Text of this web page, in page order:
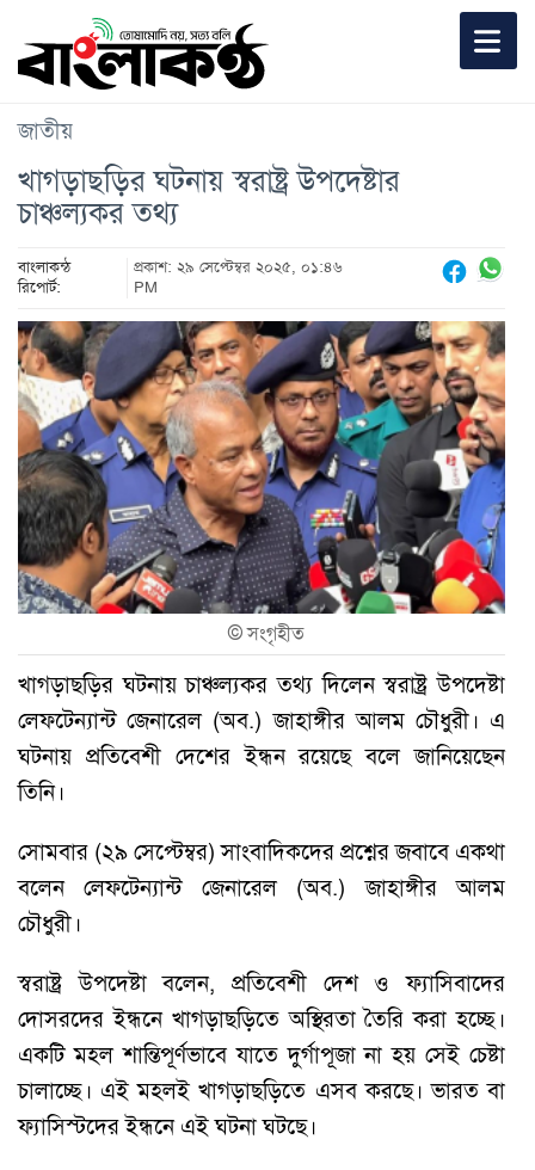
জাতীয়
খাগড়াছড়ির ঘটনায় স্বরাষ্ট্র উপদেষ্টার
চাঞ্চল্যকর তথ্য
বাংলাকন্ঠ
রিপোর্ট:
প্রকাশ: ২৯ সেপ্টেম্বর ২০২৫, ০১:৪৬
PM
©সংগৃহীত
খাগড়াছড়ির ঘটনায় চাঞ্চল্যকর তথ্য দিলেন স্বরাষ্ট্র উপদেষ্টা
লেফটেন্যান্ট জেনারেল (অব.) জাহাঙ্গীর আলম চৌধুরী। এ
ঘটনায় প্রতিবেশী দেশের ইন্ধন রয়েছে বলে জানিয়েছেন
তিনি।
সোমবার (২৯ সেপ্টেম্বর) সাংবাদিকদের প্রশ্নের জবাবে একথা
বলেন লেফটেন্যান্ট জেনারেল (অব.) জাহাঙ্গীর আলম
চৌধুরী।
স্বরাষ্ট্র উপদেষ্টা বলেন, প্রতিবেশী দেশ ও ফ্যাসিবাদের
দোসরদের ইন্ধনে খাগড়াছড়িতে অস্থিরতা তৈরি করা হচ্ছে।
একটি মহল শান্তিপূর্ণভাবে যাতে দুর্গাপূজা না হয় সেই চেষ্টা
চালাচ্ছে। এই মহলই খাগড়াছড়িতে এসব করছে। ভারত বা
ফ্যাসিস্টদের ইন্ধনে এই ঘটনা ঘটছে।